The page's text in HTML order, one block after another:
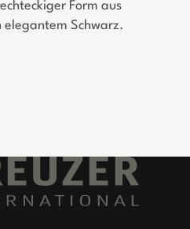
Form aus
elegantem Schwarz.